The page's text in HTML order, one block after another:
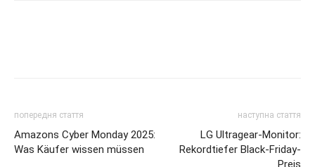
попередня стаття
Amazons Cyber Monday 2025:
Was Käufer wissen müssen
наступна стаття
LG Ultragear-Monitor:
Rekordtiefer Black-Friday-
Preis